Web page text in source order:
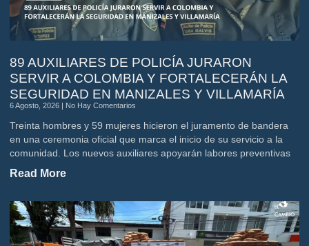
89 AUXILIARES DE POLICÍA JURARON
SERVIR A COLOMBIA Y FORTALECERÁN LA
SEGURIDAD EN MANIZALES Y VILLAMARÍA
6 Agosto, 2026 No Hay Comentarios
Treinta hombres y 59 mujeres hicieron el juramento de bandera
en una ceremonia oficial que marca el inicio de su servicio a la
comunidad. Los nuevos auxiliares apoyarán labores preventivas
Read More